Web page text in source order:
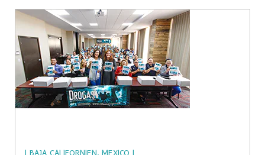
| BAJA CALIFORNIEN, MEXICO |